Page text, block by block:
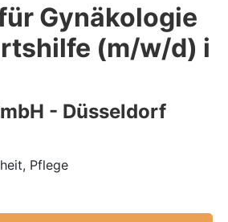
Gynäkologie
(m/w/d) i
- Düsseldorf
Pflege